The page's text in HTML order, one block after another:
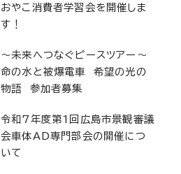
おやこ消費者学習会を開催しま
す！
～未来へつなぐピースツアー～
命の水と被爆電車 希望の光の
物語 参加者募集
令和7年度第1回広島市景観審議
会車体AD専門部会の開催につ
いて